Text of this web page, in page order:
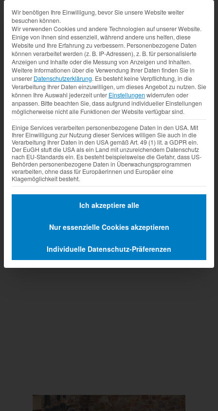
Datenschutz-Präferenz
Wir benötigen Ihre Einwilligung, bevor Sie unsere Website weiter
besuchen können.
Wir verwenden Cookies und andere Technologien auf unserer Website.
Einige von ihnen sind essenziell, während andere uns helfen, diese
Website und Ihre Erfahrung zu verbessern. Personenbezogene Daten
können verarbeitet werden (z. B. IP-Adressen), z. B. für personalisierte
Anzeigen und Inhalte oder die Messung von Anzeigen und Inhalten.
Weitere Informationen über die Verwendung Ihrer Daten finden Sie in
unserer Datenschutzerklärung. Es besteht keine Verpflichtung, in die
Verarbeitung Ihrer Daten einzuwilligen, um dieses Angebot zu nutzen. Sie
können Ihre Auswahl jederzeit unter Einstellungen widerrufen oder
anpassen. Bitte beachten Sie, dass aufgrund individueller Einstellungen
möglicherweise nicht alle Funktionen der Website verfügbar sind.
Einige Services verarbeiten personenbezogene Daten in den USA. Mit
Ihrer Einwilligung zur Nutzung dieser Services willigen Sie auch in die
Verarbeitung Ihrer Daten in den USA gemäß Art. 49 (1) lit. a GDPR ein.
Der EuGH stuft die USA als ein Land mit unzureichendem Datenschutz
nach EU-Standards ein. Es besteht beispielsweise die Gefahr, dass US-
Behörden personenbezogene Daten in Überwachungsprogrammen
verarbeiten, ohne dass für Europäerinnen und Europäer eine
Klagemöglichkeit besteht.
Ich akzeptiere alle
Nur essenzielle Cookies akzeptieren
Individuelle Datenschutz-Präferenzen